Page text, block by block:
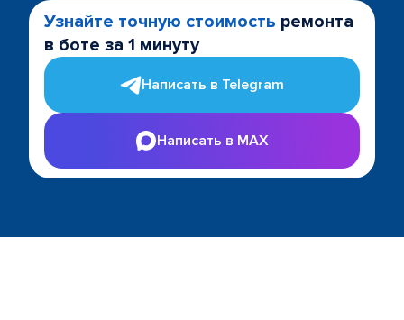
Узнайте точную стоимость ремонта
в боте за 1 минуту
Написать в Telegram
Написать в MAX